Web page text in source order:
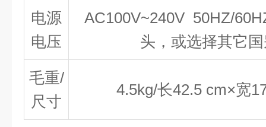
电源
电压
AC100V~240V 50HZ/
头，或选择其它
毛重/
尺寸
4.5kg/长42.5 cm×宽